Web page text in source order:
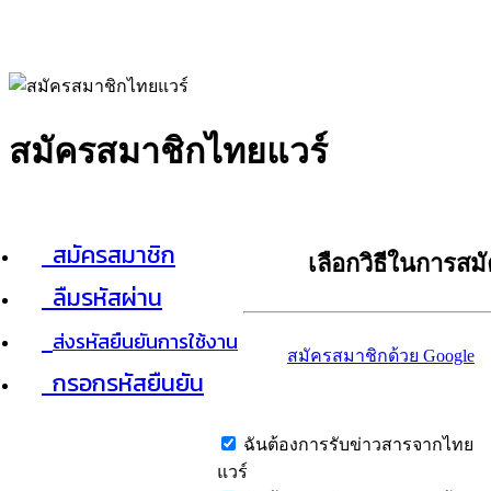
สมัครสมาชิกไทยแวร์
สมัครสมาชิก
ลืมรหัสผ่าน
ส่งรหัสยืนยันการใช้งาน
กรอกรหัสยืนยัน
เลือกวิธีในการส
สมัครสมาชิกด้วย Google
ฉันต้องการรับข่าวสารจากไทย
แวร์